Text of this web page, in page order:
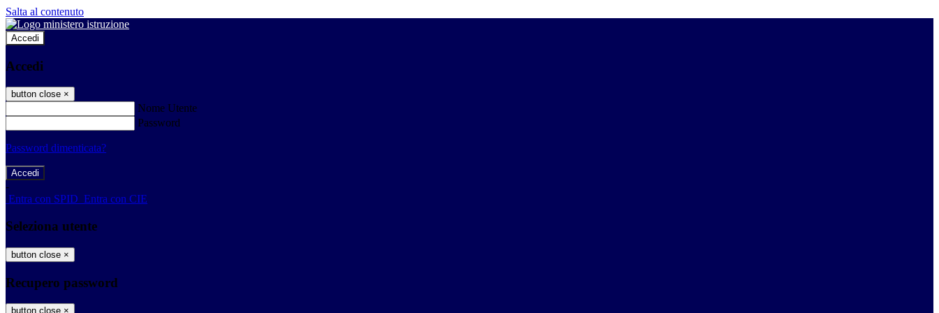
Salta al contenuto
Accedi
Accedi
button close ×
Nome Utente
Password
Password dimenticata?
-
Entra con SPID Entra con CIE
Seleziona utente
button close ×
Recupero password
button close ×